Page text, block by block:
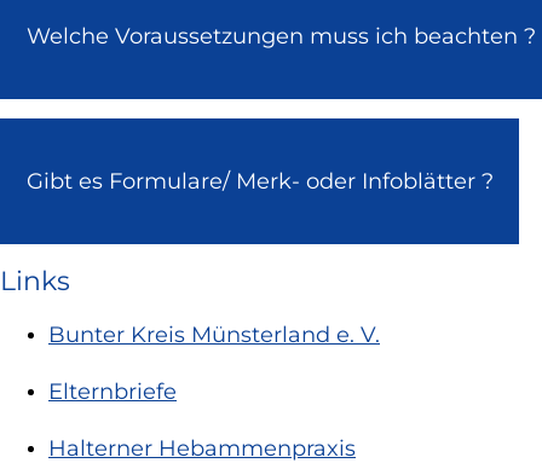
Welche Voraussetzungen muss ich beachten ?
Gibt es Formulare/ Merk- oder Infoblätter ?
Links
Bunter Kreis Münsterland e. V.
Elternbriefe
Halterner Hebammenpraxis